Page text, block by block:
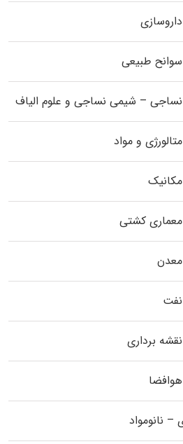
طبیعی
– شیمی نساجی و علوم الیاف
و مواد
کشتی
برداری
– نانومواد